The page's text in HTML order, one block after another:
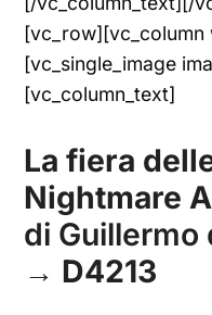
[vc_row][vc_column
[vc_single_image
[vc_column_text]
La fiera
Nightmare
di Guillermo
→ D4213